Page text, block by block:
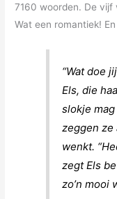
7160 woorden. De vijf
Wat een romantiek!
“Wat doe
Els, die
slokje mag
zeggen ze
wenkt.
zegt Els
zo’n mooi